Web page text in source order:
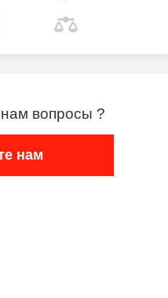
вопросы ?
нам